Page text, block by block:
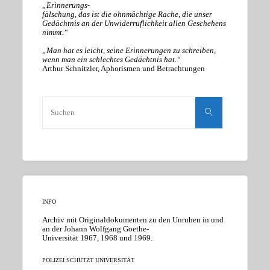
„Erinnerungs-
fälschung, das ist die ohnmächtige Rache, die unser
Gedächtnis an der Unwiderruflichkeit allen Geschehens
nimmt.“
„Man hat es leicht, seine Erinnerungen zu schreiben,
wenn man ein schlechtes Gedächtnis hat.“
Arthur Schnitzler, Aphorismen und Betrachtungen
Suchen
INFO
Archiv mit Originaldokumenten zu den Unruhen in und
an der Johann Wolfgang Goethe-
Universität 1967, 1968 und 1969.
POLIZEI SCHÜTZT UNIVERSITÄT